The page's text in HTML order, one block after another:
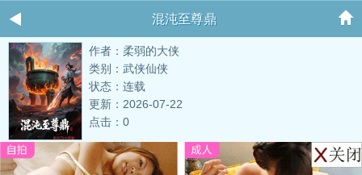
混沌至尊鼎
作者：柔弱的大侠
类别：武侠仙侠
状态：连载
更新：2026-07-22
点击：0